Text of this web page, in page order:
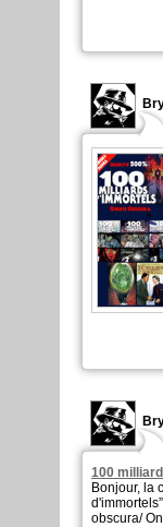
100
Bonjour, la
obscura/